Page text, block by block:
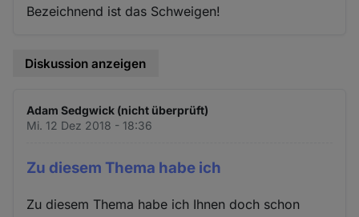
Bezeichnend ist das Schweigen!
Diskussion anzeigen
Adam Sedgwick (nicht überprüft)
Mi. 12 Dez 2018 - 18:36
Zu diesem Thema habe ich
Zu diesem Thema habe ich Ihnen doch schon